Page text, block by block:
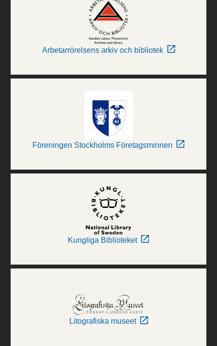
Arbetarrörelsens arkiv och bibliotek
Föreningen Stockholms Företagsminnen
Kungliga Biblioteket
Litografiska museet